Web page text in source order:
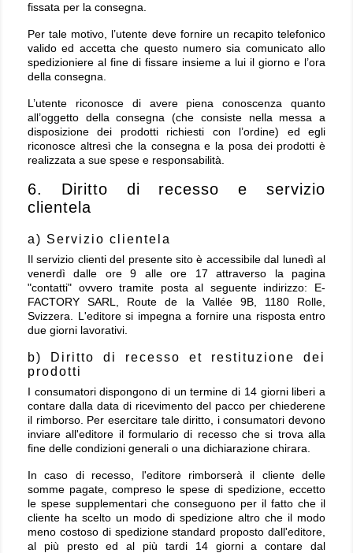
fissata per la consegna.
Per tale motivo, l’utente deve fornire un recapito telefonico
valido ed accetta che questo numero sia comunicato allo
spedizioniere al fine di fissare insieme a lui il giorno e l’ora
della consegna.
L’utente riconosce di avere piena conoscenza quanto
all’oggetto della consegna (che consiste nella messa a
disposizione dei prodotti richiesti con l’ordine) ed egli
riconosce altresì che la consegna e la posa dei prodotti è
realizzata a sue spese e responsabilità.
6. Diritto di recesso e servizio
clientela
a) Servizio clientela
Il servizio clienti del presente sito è accessibile dal lunedì al
venerdì dalle ore 9 alle ore 17 attraverso la pagina
"contatti" ovvero tramite posta al seguente indirizzo: E-
FACTORY SARL, Route de la Vallée 9B, 1180 Rolle,
Svizzera. L'editore si impegna a fornire una risposta entro
due giorni lavorativi.
b) Diritto di recesso et restituzione dei
prodotti
I consumatori dispongono di un termine di 14 giorni liberi a
contare dalla data di ricevimento del pacco per chiederene
il rimborso. Per esercitare tale diritto, i consumatori devono
inviare all'editore il formulario di recesso che si trova alla
fine delle condizioni generali o una dichiarazione chirara.
In caso di recesso, l'editore rimborserà il cliente delle
somme pagate, compreso le spese di spedizione, eccetto
le spese supplementari che conseguono per il fatto che il
cliente ha scelto un modo di spedizione altro che il modo
meno costoso di spedizione standard proposto dall'editore,
al più presto ed al più tardi 14 giorni a contare dal